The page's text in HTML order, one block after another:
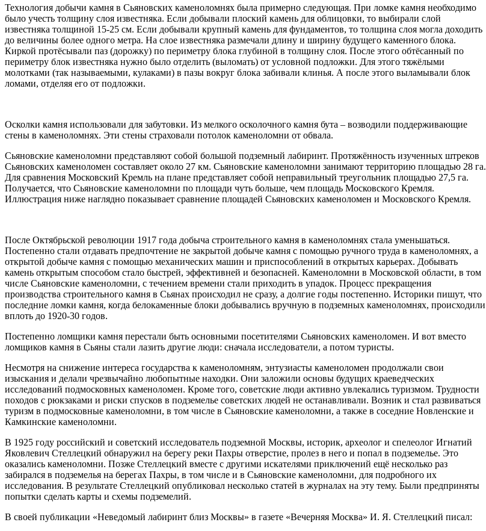
Технология добычи камня в Сьяновских каменоломнях была примерно следующая. При ломке камня необходимо
было учесть толщину слоя известняка. Если добывали плоский камень для облицовки, то выбирали слой
известняка толщиной 15-25 см. Если добывали крупный камень для фундаментов, то толщина слоя могла доходить
до величины более одного метра. На слое известняка размечали длину и ширину будущего каменного блока.
Киркой протёсывали паз (дорожку) по периметру блока глубиной в толщину слоя. После этого обтёсанный по
периметру блок известняка нужно было отделить (выломать) от условной подложки. Для этого тяжёлыми
молотками (так называемыми, кулаками) в пазы вокруг блока забивали клинья. А после этого выламывали блок
ломами, отделяя его от подложки.
Осколки камня использовали для забутовки. Из мелкого осколочного камня бута – возводили поддерживающие
стены в каменоломнях. Эти стены страховали потолок каменоломни от обвала.
Сьяновские каменоломни представляют собой большой подземный лабиринт. Протяжённость изученных штреков
Сьяновских каменоломен составляет около 27 км. Сьяновские каменоломни занимают территорию площадью 28 га.
Для сравнения Московский Кремль на плане представляет собой неправильный треугольник площадью 27,5 га.
Получается, что Сьяновские каменоломни по площади чуть больше, чем площадь Московского Кремля.
Иллюстрация ниже наглядно показывает сравнение площадей Сьяновских каменоломен и Московского Кремля.
После Октябрьской революции 1917 года добыча строительного камня в каменоломнях стала уменьшаться.
Постепенно стали отдавать предпочтение не закрытой добыче камня с помощью ручного труда в каменоломнях, а
открытой добыче камня с помощью механических машин и приспособлений в открытых карьерах. Добывать
камень открытым способом стало быстрей, эффективней и безопасней. Каменоломни в Московской области, в том
числе Сьяновские каменоломни, с течением времени стали приходить в упадок. Процесс прекращения
производства строительного камня в Сьянах происходил не сразу, а долгие годы постепенно. Историки пишут, что
последние ломки камня, когда белокаменные блоки добывались вручную в подземных каменоломнях, происходили
вплоть до 1920-30 годов.
Постепенно ломщики камня перестали быть основными посетителями Сьяновских каменоломен. И вот вместо
ломщиков камня в Сьяны стали лазить другие люди: сначала исследователи, а потом туристы.
Несмотря на снижение интереса государства к каменоломням, энтузиасты каменоломен продолжали свои
изыскания и делали чрезвычайно любопытные находки. Они заложили основы будущих краеведческих
исследований подмосковных каменоломен. Кроме того, советские люди активно увлекались туризмом. Трудности
походов с рюкзаками и риски спусков в подземелье советских людей не останавливали. Возник и стал развиваться
туризм в подмосковные каменоломни, в том числе в Сьяновские каменоломни, а также в соседние Новленские и
Камкинские каменоломни.
В 1925 году российский и советский исследователь подземной Москвы, историк, археолог и спелеолог Игнатий
Яковлевич Стеллецкий обнаружил на берегу реки Пахры отверстие, пролез в него и попал в подземелье. Это
оказались каменоломни. Позже Стеллецкий вместе с другими искателями приключений ещё несколько раз
забирался в подземелья на берегах Пахры, в том числе и в Сьяновские каменоломни, для подробного их
исследования. В результате Стеллецкий опубликовал несколько статей в журналах на эту тему. Были предприняты
попытки сделать карты и схемы подземелий.
В своей публикации «Неведомый лабиринт близ Москвы» в газете «Вечерняя Москва» И. Я. Стеллецкий писал: